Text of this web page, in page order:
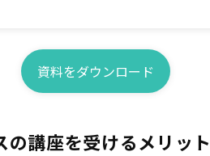
資料をダウンロード
講座を受けるメリット